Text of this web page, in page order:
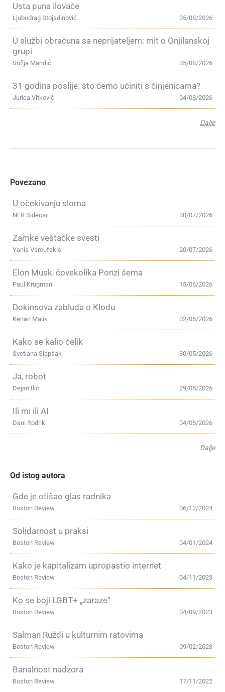
Usta puna ilovače
05/08/2026
Ljubodrag Stojadinović
U službi obračuna sa neprijateljem: mit o Gnjilanskoj
grupi
05/08/2026
Sofija Mandić
31 godina poslije: što ćemo učiniti s činjenicama?
04/08/2026
Jurica Vitković
Dalje
Povezano
U očekivanju sloma
30/07/2026
NLR Sidecar
Zamke veštačke svesti
20/07/2026
Yanis Varoufakis
Elon Musk, čovekolika Ponzi šema
15/06/2026
Paul Krugman
Dokinsova zabluda o Klodu
02/06/2026
Kenan Malik
Kako se kalio čelik
30/05/2026
Svetlana Slapšak
Ja, robot
29/05/2026
Dejan Ilić
Ili mi ili AI
04/05/2026
Dani Rodrik
Dalje
Od istog autora
Gde je otišao glas radnika
06/12/2024
Boston Review
Solidarnost u praksi
04/01/2024
Boston Review
Kako je kapitalizam upropastio internet
04/11/2023
Boston Review
Ko se boji LGBT+ „zaraze“
04/09/2023
Boston Review
Salman Ruždi u kulturnim ratovima
09/02/2023
Boston Review
Banalnost nadzora
17/11/2022
Boston Review